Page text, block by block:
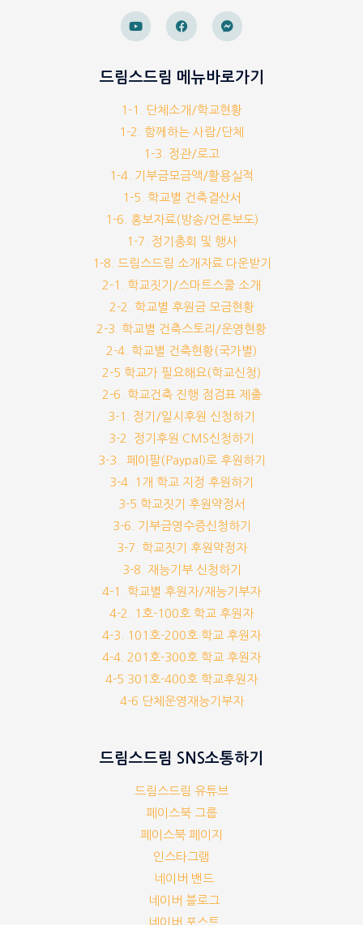
드림스드림 메뉴바로가기
1-1. 단체소개/학교현황
1-2. 함께하는 사람/단체
1-3. 정관/로고
1-4. 기부금모금액/활용실적
1-5. 학교별 건축결산서
1-6. 홍보자료(방송/언론보도)
1-7. 정기총회 및 행사
1-8. 드림스드림 소개자료 다운받기
2-1. 학교짓기/스마트스쿨 소개
2-2. 학교별 후원금 모금현황
2-3. 학교별 건축스토리/운영현황
2-4. 학교별 건축현황(국가별)
2-5 학교가 필요해요(학교신청)
2-6. 학교건축 진행 점검표 제출
3-1. 정기/일시후원 신청하기
3-2. 정기후원 CMS신청하기
3-3.. 페이팔(Paypal)로 후원하기
3-4. 1개 학교 지정 후원하기
3-5.학교짓기 후원약정서
3-6. 기부금영수증신청하기
3-7. 학교짓기 후원약정자
3-8. 재능기부 신청하기
4-1. 학교별 후원자/재능기부자
4-2. 1호-100호 학교 후원자
4-3. 101호-200호 학교 후원자
4-4. 201호-300호 학교 후원자
4-5 301호-400호 학교후원자
4-6 단체운영재능기부자
드림스드림 SNS소통하기
드림스드림 유튜브
페이스북 그룹
페이스북 페이지
인스타그램
네이버 밴드
네이버 블로그
네이버 포스트